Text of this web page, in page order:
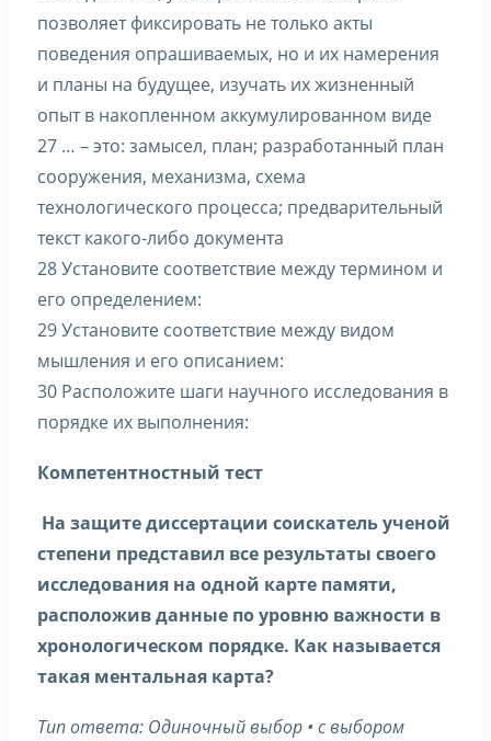
позволяет фиксировать не только акты
поведения опрашиваемых, но и их намерения
и планы на будущее, изучать их жизненный
опыт в накопленном аккумулированном виде
27 … – это: замысел, план; разработанный план
сооружения, механизма, схема
технологического процесса; предварительный
текст какого-либо документа
28 Установите соответствие между термином и
его определением:
29 Установите соответствие между видом
мышления и его описанием:
30 Расположите шаги научного исследования в
порядке их выполнения:
Компетентностный тест
На защите диссертации соискатель ученой
степени представил все результаты своего
исследования на одной карте памяти,
расположив данные по уровню важности в
хронологическом порядке. Как называется
такая ментальная карта?
Тип ответа: Одиночный выбор • с выбором